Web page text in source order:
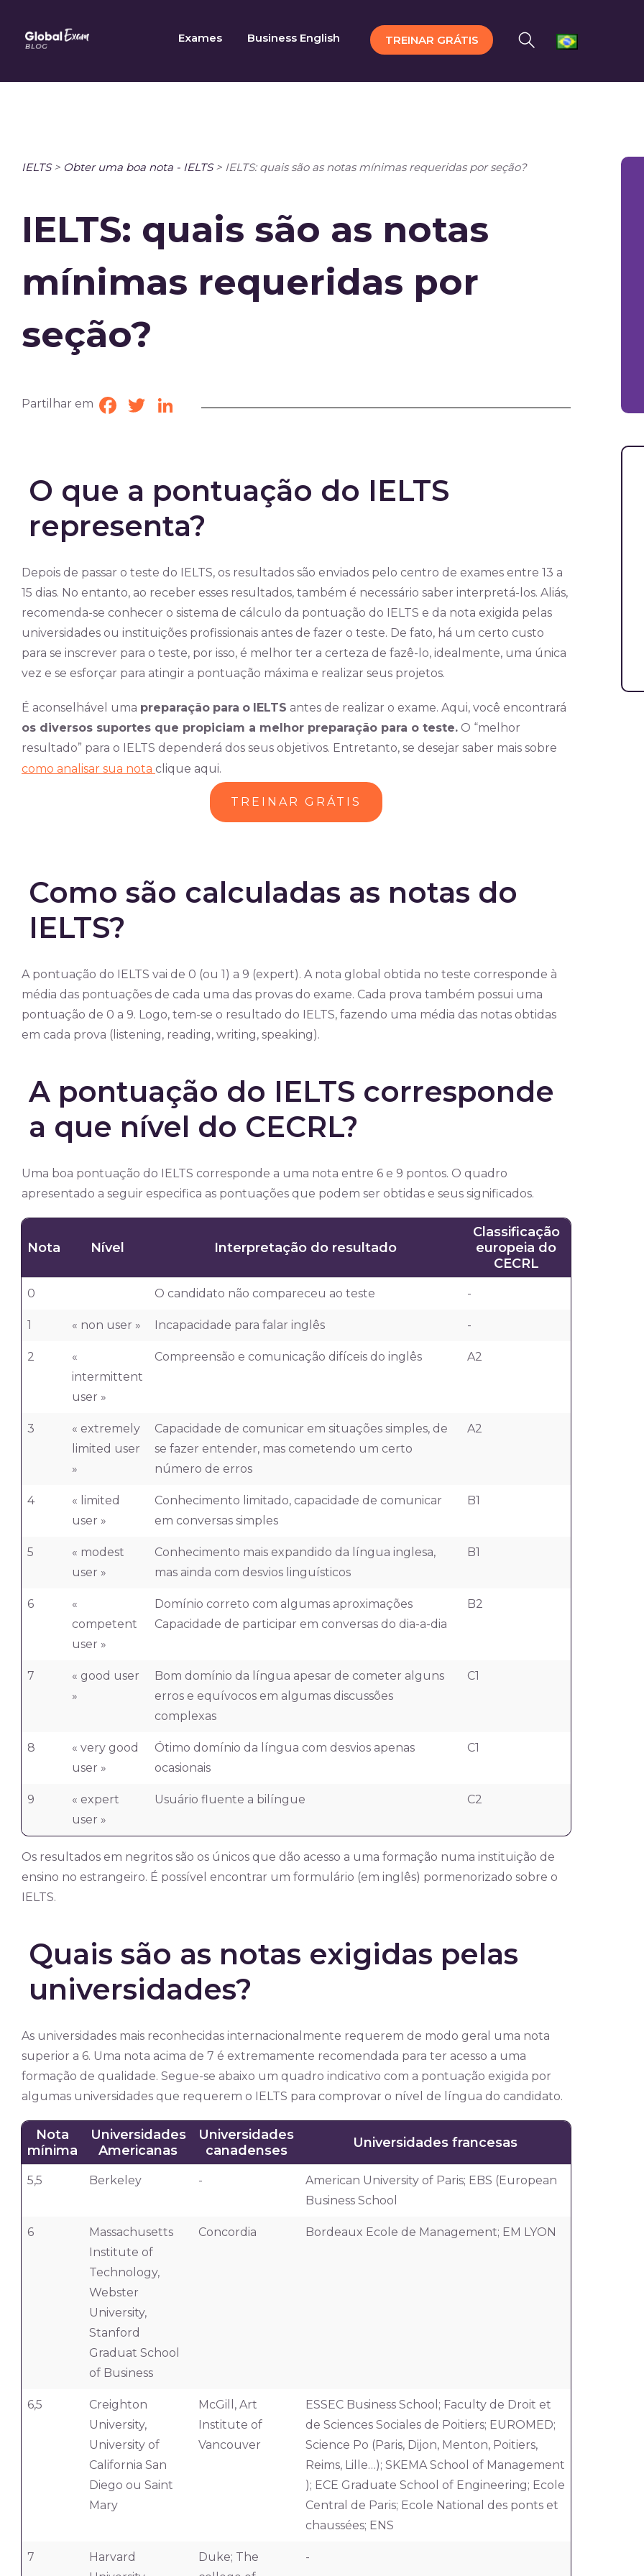
content
Exames Business English TREINAR GRÁTIS
IELTS> Obter uma boa nota - IELTS> IELTS: quais são as notas mínimas requeridas por seção?
IELTS: quais são as notas
mínimas requeridas por
seção?
Partilhar em Facebook
TwitterLinkedIn
O que a pontuação do IELTS
representa?
Depois de passar o teste do IELTS, os resultados são enviados pelo centro de exames entre 13 a
15 dias. No entanto, ao receber esses resultados, também é necessário saber interpretá-los. Aliás,
recomenda-se conhecer o sistema de cálculo da pontuação do IELTS e da nota exigida pelas
universidades ou instituições profissionais antes de fazer o teste. De fato, há um certo custo
para se inscrever para o teste, por isso, é melhor ter a certeza de fazê-lo, idealmente, uma única
vez e se esforçar para atingir a pontuação máxima e realizar seus projetos.
É aconselhável uma preparação para o IELTS antes de realizar o exame. Aqui, você encontrará
os diversos suportes que propiciam a melhor preparação para o teste. O “melhor
resultado” para o IELTS dependerá dos seus objetivos. Entretanto, se desejar saber mais sobre
como analisar sua nota clique aqui.
TREINAR GRÁTIS
Como são calculadas as notas do
IELTS?
A pontuação do IELTS vai de 0 (ou 1) a 9 (expert). A nota global obtida no teste corresponde à
média das pontuações de cada uma das provas do exame. Cada prova também possui uma
pontuação de 0 a 9. Logo, tem-se o resultado do IELTS, fazendo uma média das notas obtidas
em cada prova (listening, reading, writing, speaking).
A pontuação do IELTS corresponde
a que nível do CECRL?
Uma boa pontuação do IELTS corresponde a uma nota entre 6 e 9 pontos. O quadro
apresentado a seguir especifica as pontuações que podem ser obtidas e seus significados.
Nota Nível Interpretação do resultado
Classificação
europeia do
CECRL
0 O candidato não compareceu ao teste -
1 « non user » Incapacidade para falar inglês -
2
«
intermittent
user »
Compreensão e comunicação difíceis do inglês A2
3
« extremely
limited user
»
Capacidade de comunicar em situações simples, de
se fazer entender, mas cometendo um certo
número de erros
A2
4
« limited
user »
Conhecimento limitado, capacidade de comunicar
em conversas simples
B1
5
« modest
user »
Conhecimento mais expandido da língua inglesa,
mas ainda com desvios linguísticos
B1
6
«
competent
user »
Domínio correto com algumas aproximações
Capacidade de participar em conversas do dia-a-dia
B2
7
« good user
»
Bom domínio da língua apesar de cometer alguns
erros e equívocos em algumas discussões
complexas
C1
8
« very good
user »
Ótimo domínio da língua com desvios apenas
ocasionais
C1
9
« expert
user »
Usuário fluente a bilíngue C2
Os resultados em negritos são os únicos que dão acesso a uma formação numa instituição de
ensino no estrangeiro. É possível encontrar um formulário (em inglês) pormenorizado sobre o
IELTS.
Quais são as notas exigidas pelas
universidades?
As universidades mais reconhecidas internacionalmente requerem de modo geral uma nota
superior a 6. Uma nota acima de 7 é extremamente recomendada para ter acesso a uma
formação de qualidade. Segue-se abaixo um quadro indicativo com a pontuação exigida por
algumas universidades que requerem o IELTS para comprovar o nível de língua do candidato.
Nota
mínima
Universidades
Americanas
Universidades
canadenses
Universidades francesas
5,5 Berkeley -
American University of Paris; EBS (European
Business School
6
Massachusetts
Institute of
Technology,
Webster
University,
Stanford
Graduat School
of Business
Concordia Bordeaux Ecole de Management; EM LYON
6,5
Creighton
University,
University of
California San
Diego ou Saint
Mary
McGill, Art
Institute of
Vancouver
ESSEC Business School; Faculty de Droit et
de Sciences Sociales de Poitiers; EUROMED;
Science Po (Paris, Dijon, Menton, Poitiers,
Reims, Lille…); SKEMA School of Management
); ECE Graduate School of Engineering; Ecole
Central de Paris; Ecole National des ponts et
chaussées; ENS
7
Harvard
Duke; The
-